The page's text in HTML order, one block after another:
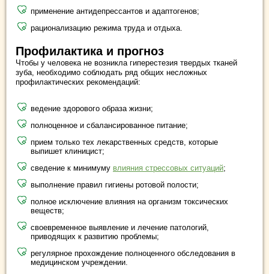
применение антидепрессантов и адаптогенов;
рационализацию режима труда и отдыха.
Профилактика и прогноз
Чтобы у человека не возникла гиперестезия твердых тканей
зуба, необходимо соблюдать ряд общих несложных
профилактических рекомендаций:
ведение здорового образа жизни;
полноценное и сбалансированное питание;
прием только тех лекарственных средств, которые
выпишет клиницист;
сведение к минимуму влияния стрессовых ситуаций;
выполнение правил гигиены ротовой полости;
полное исключение влияния на организм токсических
веществ;
своевременное выявление и лечение патологий,
приводящих к развитию проблемы;
регулярное прохождение полноценного обследования в
медицинском учреждении.